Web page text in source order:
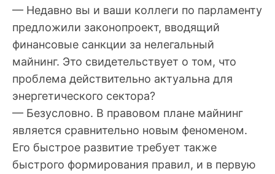
— Недавно вы и ваши коллеги по парламенту
предложили законопроект, вводящий
финансовые санкции за нелегальный
майнинг. Это свидетельствует о том, что
проблема действительно актуальна для
энергетического сектора?
— Безусловно. В правовом плане майнинг
является сравнительно новым феноменом.
Его быстрое развитие требует также
быстрого формирования правил, и в первую